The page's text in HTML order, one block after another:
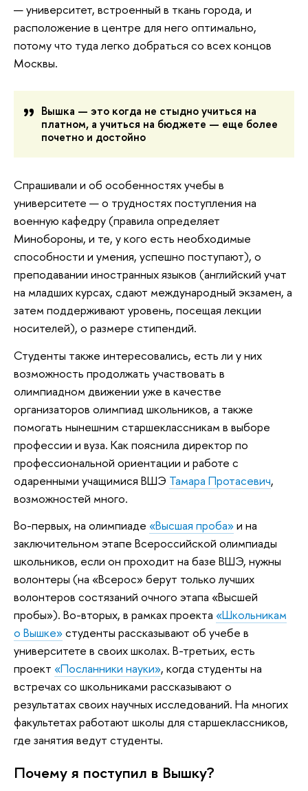
— университет, встроенный в ткань города, и
расположение в центре для него оптимально,
потому что туда легко добраться со всех концов
Москвы.
Вышка — это когда не стыдно учиться на
платном, а учиться на бюджете — еще более
почетно и достойно
Спрашивали и об особенностях учебы в
университете — о трудностях поступления на
военную кафедру (правила определяет
Минобороны, и те, у кого есть необходимые
способности и умения, успешно поступают), о
преподавании иностранных языков (английский учат
на младших курсах, сдают международный экзамен, а
затем поддерживают уровень, посещая лекции
носителей), о размере стипендий.
Студенты также интересовались, есть ли у них
возможность продолжать участвовать в
олимпиадном движении уже в качестве
организаторов олимпиад школьников, а также
помогать нынешним старшеклассникам в выборе
профессии и вуза. Как пояснила директор по
профессиональной ориентации и работе с
одаренными учащимися ВШЭ Тамара Протасевич,
возможностей много.
Во-первых, на олимпиаде «Высшая проба»и на
заключительном этапе Всероссийской олимпиады
школьников, если он проходит на базе ВШЭ, нужны
волонтеры (на «Всерос» берут только лучших
волонтеров состязаний очного этапа «Высшей
пробы»). Во-вторых, в рамках проекта «Школьникам
о Вышке»студенты рассказывают об учебе в
университете в своих школах. В-третьих, есть
проект «Посланники науки», когда студенты на
встречах со школьниками рассказывают о
результатах своих научных исследований. На многих
факультетах работают школы для старшеклассников,
где занятия ведут студенты.
Почему я поступил в Вышку?